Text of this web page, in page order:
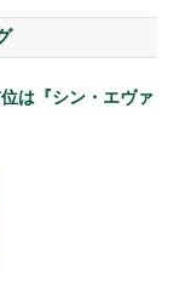
は『シン・エヴァ